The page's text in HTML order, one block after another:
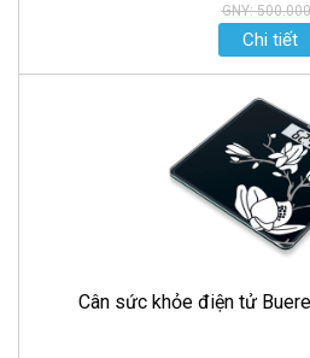
GNY:
Chi tiết
Cân sức khỏe điện tử